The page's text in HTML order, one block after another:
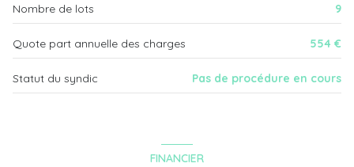
Nombre de lots 9
Quote part annuelle des charges 554 €
Statut du syndic Pas de procédure en cours
FINANCIER